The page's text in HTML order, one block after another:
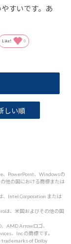
すいです。あ
Like! 0
しい順
、PowerPoint、Windowsの
他の国における商標または
、Intel Corporation または
は、米国およびその他の国
AMD Arrowロゴ、
、Inc.の商標です。
trademarks of Dolby